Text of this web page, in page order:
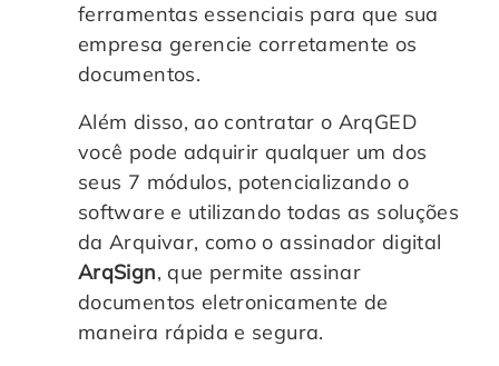
ferramentas essenciais para que sua
empresa gerencie corretamente os
documentos.
Além disso, ao contratar o ArqGED
você pode adquirir qualquer um dos
seus 7 módulos, potencializando o
software e utilizando todas as soluções
da Arquivar, como o assinador digital
ArqSign, que permite assinar
documentos eletronicamente de
maneira rápida e segura.